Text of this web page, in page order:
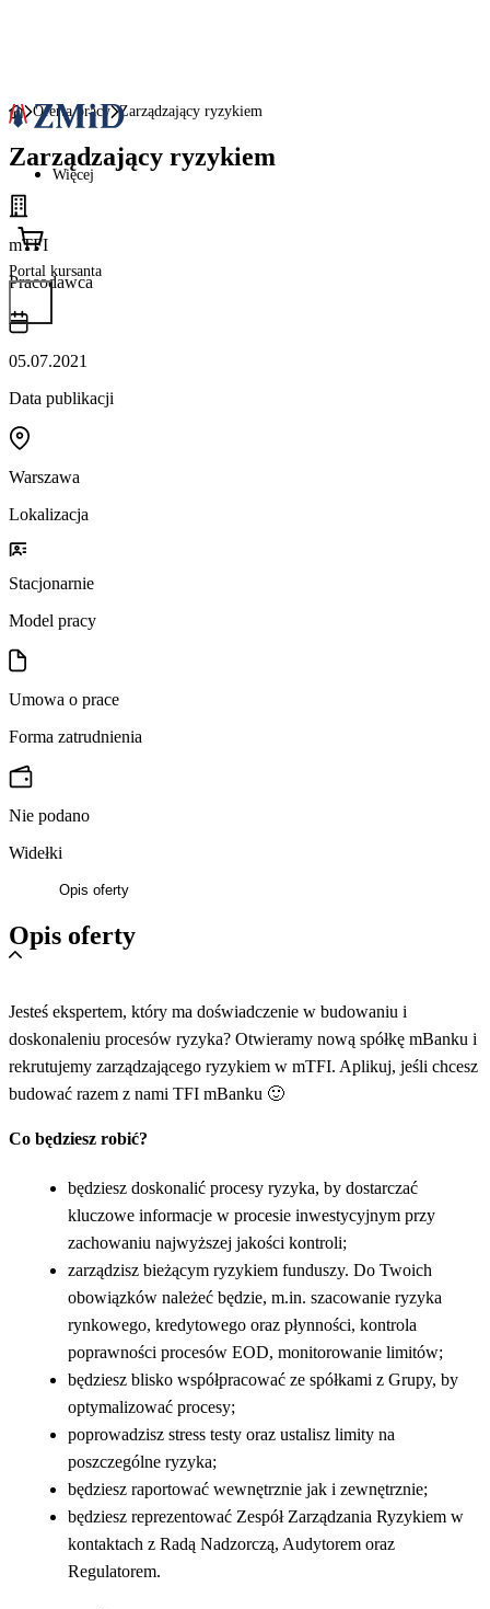
Więcej
Portal kursanta
Oferta pracy Zarządzający ryzykiem
Zarządzający ryzykiem
mTFI
Pracodawca
05.07.2021
Data publikacji
Warszawa
Lokalizacja
Stacjonarnie
Model pracy
Umowa o prace
Forma zatrudnienia
Nie podano
Widełki
Opis oferty
Opis oferty
Jesteś ekspertem, który ma doświadczenie w budowaniu i
doskonaleniu procesów ryzyka? Otwieramy nową spółkę mBanku i
rekrutujemy zarządzającego ryzykiem w mTFI. Aplikuj, jeśli chcesz
budować razem z nami TFI mBanku 🙂
Co będziesz robić?
będziesz doskonalić procesy ryzyka, by dostarczać
kluczowe informacje w procesie inwestycyjnym przy
zachowaniu najwyższej jakości kontroli;
zarządzisz bieżącym ryzykiem funduszy. Do Twoich
obowiązków należeć będzie, m.in. szacowanie ryzyka
rynkowego, kredytowego oraz płynności, kontrola
poprawności procesów EOD, monitorowanie limitów;
będziesz blisko współpracować ze spółkami z Grupy, by
optymalizować procesy;
poprowadzisz stress testy oraz ustalisz limity na
poszczególne ryzyka;
będziesz raportować wewnętrznie jak i zewnętrznie;
będziesz reprezentować Zespół Zarządzania Ryzykiem w
kontaktach z Radą Nadzorczą, Audytorem oraz
Regulatorem.